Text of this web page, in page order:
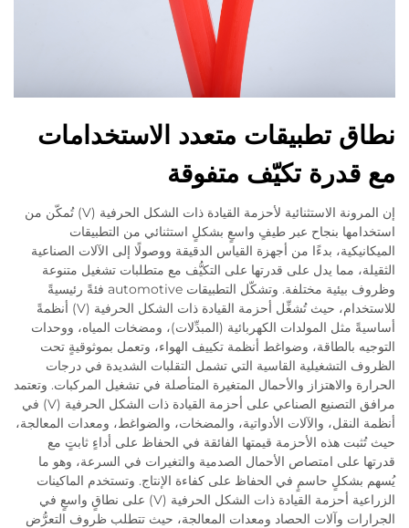
نطاق تطبيقات متعدد الاستخدامات
مع قدرة تكيّف متفوقة
إن المرونة الاستثنائية لأحزمة القيادة ذات الشكل الحرفية (V) تُمكّن من
استخدامها بنجاح عبر طيفٍ واسعٍ بشكلٍ استثنائي من التطبيقات
الميكانيكية، بدءًا من أجهزة القياس الدقيقة ووصولًا إلى الآلات الصناعية
الثقيلة، مما يدل على قدرتها على التكيُّف مع متطلبات تشغيل متنوعة
وظروف بيئية مختلفة. وتشكّل التطبيقات automotive فئةً رئيسيةً
للاستخدام، حيث تُشغِّل أحزمة القيادة ذات الشكل الحرفية (V) أنظمةً
أساسيةً مثل المولدات الكهربائية (المبدِّلات)، ومضخات المياه، ووحدات
التوجيه بالطاقة، وضواغط أنظمة تكييف الهواء، وتعمل بموثوقيةٍ تحت
الظروف التشغيلية القاسية التي تشمل التقلبات الشديدة في درجات
الحرارة والاهتزاز والأحمال المتغيرة المتأصلة في تشغيل المركبات. وتعتمد
مرافق التصنيع الصناعي على أحزمة القيادة ذات الشكل الحرفية (V) في
أنظمة النقل، والآلات الأدواتية، والمضخات، والضواغط، ومعدات المعالجة،
حيث تُثبت هذه الأحزمة قيمتها الفائقة في الحفاظ على أداءٍ ثابتٍ مع
قدرتها على امتصاص الأحمال الصدمية والتغيرات في السرعة، وهو ما
يُسهم بشكلٍ حاسمٍ في الحفاظ على كفاءة الإنتاج. وتستخدم الماكينات
الزراعية أحزمة القيادة ذات الشكل الحرفية (V) على نطاقٍ واسعٍ في
الجرارات وآلات الحصاد ومعدات المعالجة، حيث تتطلب ظروف التعرُّض